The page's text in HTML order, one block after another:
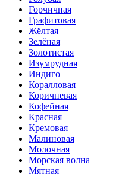
Горчичная
Графитовая
Жёлтая
Зелёная
Золотистая
Изумрудная
Индиго
Коралловая
Коричневая
Кофейная
Красная
Кремовая
Малиновая
Молочная
Морская волна
Мятная